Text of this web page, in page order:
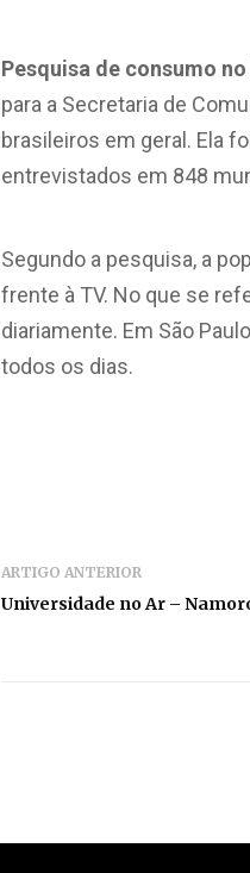
Pesquisa de consumo
para a Secretaria de
brasileiros em geral. Ela
entrevistados em 848
Segundo a pesquisa, a
frente à TV. No que se
diariamente. Em São
todos os dias.
ARTIGO ANTERIOR
Universidade no Ar –